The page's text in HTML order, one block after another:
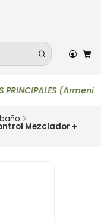
PRINCIPALES
Mezclador +